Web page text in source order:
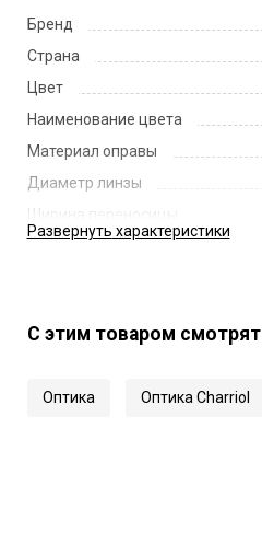
Бренд
Страна
Цвет
Наименование цвета
Материал оправы
Диаметр линзы
Ширина переносицы
Развернуть характеристики
С этим товаром смотрят
Оптика Оптика Charriol